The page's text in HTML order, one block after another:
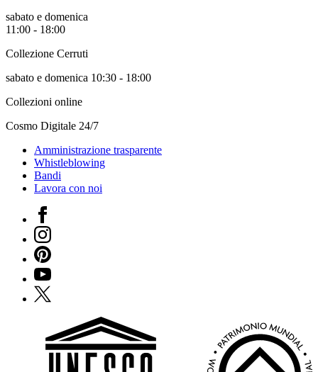
tuo
evento
trasparente
Sostieni
museo
sabato e domenica
11:00 - 18:00
Collezione Cerruti
sabato e domenica 10:30 - 18:00
Collezioni online
Cosmo Digitale 24/7
Amministrazione trasparente
Whistleblowing
Bandi
Lavora con noi
Facebook
Instagram
Pinterest
YouTube
X